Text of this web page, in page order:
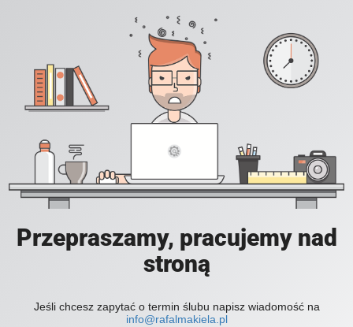
Przepraszamy, pracujemy nad
stroną
Jeśli chcesz zapytać o termin ślubu napisz wiadomość na
info@rafalmakiela.pl